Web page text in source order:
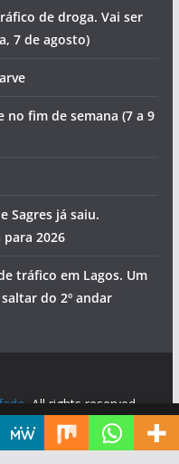
de droga. Vai ser
7 de agosto)
no fim de semana (7 a 9
Sagres já saiu.
2026
tráfico em Lagos. Um
do 2º andar
. All rights reserved.
Powered by WordPress
Diga ao Google que o Algarve Marafado é uma das suas fontes de informação preferidas